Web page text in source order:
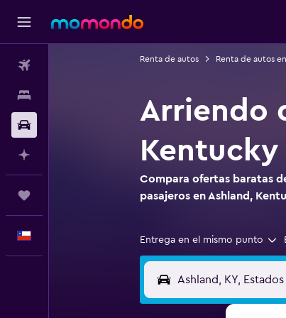
Renta de autos Renta de autos
Arriendo
Kentucky
Compara ofertas baratas
pasajeros en Ashland,
Entrega en el mismo punto